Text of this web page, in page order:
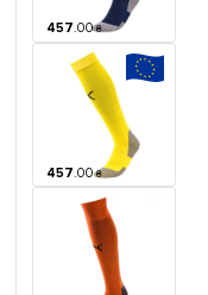
457.00 ₴
457.00 ₴